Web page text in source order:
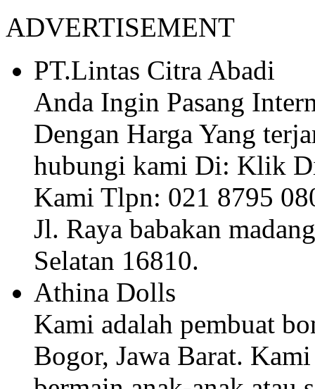
ADVERTISEMENT
PT.Lintas Citra Abadi
Anda Ingin Pasang
Dengan Harga Yang
hubungi kami Di: Klik
Kami Tlpn: 021 8795
Jl. Raya babakan
Selatan 16810.
Athina Dolls
Kami adalah pembuat
Bogor, Jawa Barat.